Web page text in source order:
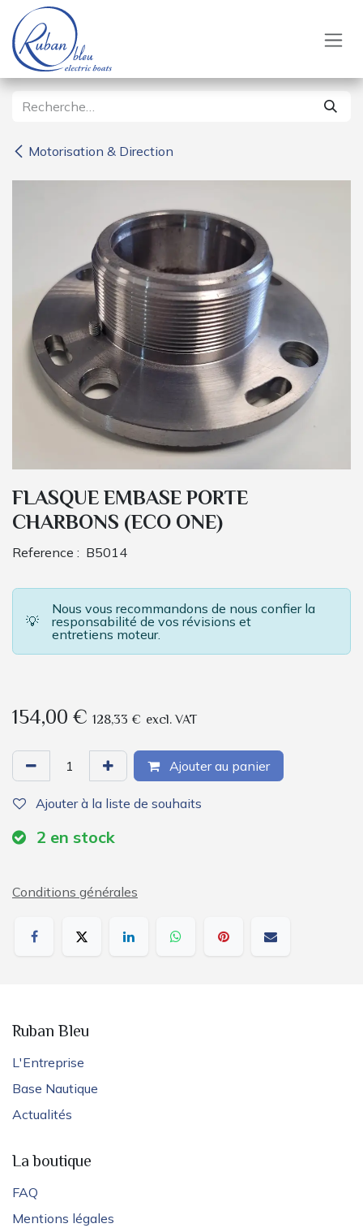
Se rendre au contenu
Motorisation & Direction
FLASQUE EMBASE PORTE
CHARBONS (ECO ONE)
Reference : B5014
💡
Nous vous recommandons de nous confier la
responsabilité de vos révisions et
entretiens moteur.
154,00€ 128,33 € excl. VAT
Ajouter au panier
Ajouter à la liste de souhaits
2 en stock
Conditions générales
Ruban Bleu
L'Entreprise
Base Nautique
Actualités
La boutique
FAQ
Mentions légales